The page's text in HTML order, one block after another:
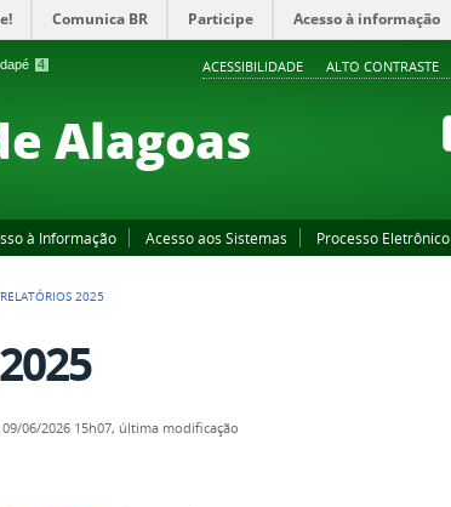
4 ACESSIBILIDADE ALTO CONTRASTE
Comunica BR Participe Acesso à informação
Alagoas
à Informação Acesso aos Sistemas Processo Eletrônico
RELATÓRIOS 2025
09/06/2026 15h07, última modificação